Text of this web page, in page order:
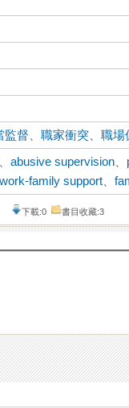
監督 、職家衝突 、職場
、abusive supervision
family support 、
下載:0 書目收藏:3